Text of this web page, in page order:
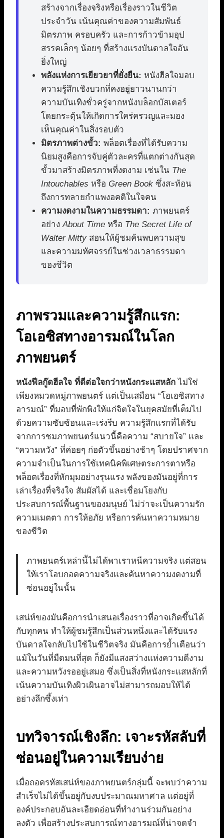
สร้างจากเรื่องจริงหรือเรื่องราวในชีวิต
ประจำวัน เน้นคุณค่าของความสัมพันธ์
มิตรภาพ ครอบครัว และการก้าวข้ามอุป
สรรคเล็กๆ น้อยๆ ที่สร้างแรงบันดาลใจอัน
ยิ่งใหญ่
พลังแห่งการเยียวยาที่ยั่งยืน: หนังฮีลใจมอบ
ความรู้สึกเชิงบวกที่คงอยู่ยาวนานกว่า
ความบันเทิงชั่วครู่จากหนังบล็อกบัสเตอร์
โดยกระตุ้นให้เกิดการใคร่ครวญและมอง
เห็นคุณค่าในสิ่งรอบตัว
มิตรภาพต่างขั้ว: พล็อตเรื่องที่ได้รับความ
นิยมสูงคือการจับคู่ตัวละครที่แตกต่างกันสุด
ขั้วมาสร้างมิตรภาพที่งดงาม เช่นใน The
Intouchables หรือ Green Book ซึ่งสะท้อน
ถึงการทลายกำแพงอคติในใจคน
ความงดงามในความธรรมดา: ภาพยนตร์
อย่างAbout Time หรือ The Secret Life of
Walter Mitty สอนให้ผู้ชมค้นพบความสุข
และความมหัศจรรย์ในช่วงเวลาธรรมดา
ของชีวิต
ภาพรวมและความรู้สึกแรก:
โอเอซิสทางอารมณ์ในโลก
ภาพยนตร์
หนังฟีลกู๊ดฮีลใจ ที่ดีต่อใจกว่าหนังกระแสหลัก ไม่ใช่
เพียงหมวดหมู่ภาพยนตร์ แต่เป็นเสมือน “โอเอซิสทาง
อารมณ์” ที่มอบที่พักพิงให้แก่จิตใจในยุคสมัยที่เต็มไป
ด้วยความซับซ้อนและเร่งรีบ ความรู้สึกแรกที่ได้รับ
จากการชมภาพยนตร์แนวนี้คือความ “สบายใจ” และ
“ความหวัง” ที่ค่อยๆ ก่อตัวขึ้นอย่างช้าๆ โดยปราศจาก
ความจำเป็นในการใช้เทคนิคพิเศษตระการตาหรือ
พล็อตเรื่องที่หักมุมอย่างรุนแรง พลังของมันอยู่ที่การ
เล่าเรื่องที่จริงใจ สัมผัสได้ และเชื่อมโยงกับ
ประสบการณ์พื้นฐานของมนุษย์ ไม่ว่าจะเป็นความรัก
ความเมตตา การให้อภัย หรือการค้นหาความหมาย
ของชีวิต
ภาพยนตร์เหล่านี้ไม่ได้พาเราหนีความจริง แต่สอน
ให้เราโอบกอดความจริงและค้นหาความงดงามที่
ซ่อนอยู่ในนั้น
เสน่ห์ของมันคือการนำเสนอเรื่องราวที่อาจเกิดขึ้นได้
กับทุกคน ทำให้ผู้ชมรู้สึกเป็นส่วนหนึ่งและได้รับแรง
บันดาลใจกลับไปใช้ในชีวิตจริง มันคือการย้ำเตือนว่า
แม้ในวันที่มืดมนที่สุด ก็ยังมีแสงสว่างแห่งความดีงาม
และความหวังรออยู่เสมอ ซึ่งเป็นสิ่งที่หนังกระแสหลักที่
เน้นความบันเทิงผิวเผินอาจไม่สามารถมอบให้ได้
อย่างลึกซึ้งเท่า
บทวิจารณ์เชิงลึก: เจาะรหัสลับที่
ซ่อนอยู่ในความเรียบง่าย
เมื่อถอดรหัสเสน่ห์ของภาพยนตร์กลุ่มนี้ จะพบว่าความ
สำเร็จไม่ได้ขึ้นอยู่กับงบประมาณมหาศาล แต่อยู่ที่
องค์ประกอบอันละเอียดอ่อนที่ทำงานร่วมกันอย่าง
ลงตัว เพื่อสร้างประสบการณ์ทางอารมณ์ที่น่าจดจำ